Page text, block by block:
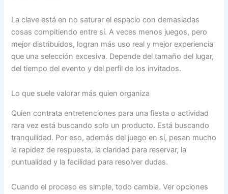
La clave está en no saturar el espacio con demasiadas
cosas compitiendo entre sí. A veces menos juegos, pero
mejor distribuidos, logran más uso real y mejor experiencia
que una selección excesiva. Depende del tamaño del lugar,
del tiempo del evento y del perfil de los invitados.
Lo que suele valorar más quien organiza
Quien contrata entretenciones para una fiesta o actividad
rara vez está buscando solo un producto. Está buscando
tranquilidad. Por eso, además del juego en sí, pesan mucho
la rapidez de respuesta, la claridad para reservar, la
puntualidad y la facilidad para resolver dudas.
Cuando el proceso es simple, todo cambia. Ver opciones